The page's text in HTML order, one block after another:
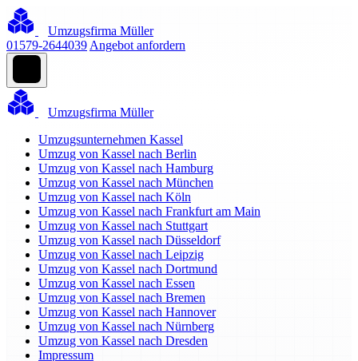
Umzugsfirma Müller
01579-2644039 Angebot anfordern
Umzugsfirma Müller
Umzugsunternehmen Kassel
Umzug von Kassel nach Berlin
Umzug von Kassel nach Hamburg
Umzug von Kassel nach München
Umzug von Kassel nach Köln
Umzug von Kassel nach Frankfurt am Main
Umzug von Kassel nach Stuttgart
Umzug von Kassel nach Düsseldorf
Umzug von Kassel nach Leipzig
Umzug von Kassel nach Dortmund
Umzug von Kassel nach Essen
Umzug von Kassel nach Bremen
Umzug von Kassel nach Hannover
Umzug von Kassel nach Nürnberg
Umzug von Kassel nach Dresden
Impressum